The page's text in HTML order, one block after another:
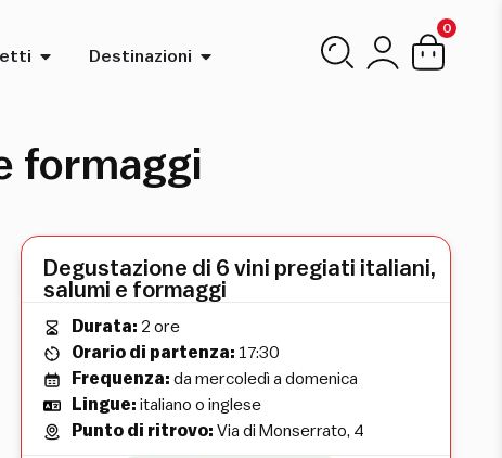
Destinazioni
0
formaggi
Degustazione di 6 vini pregiati italiani,
salumi e formaggi
Durata: 2 ore
Orario di partenza: 17:30
Frequenza: da mercoledì a domenica
Lingue: italiano o inglese
Punto di ritrovo: Via di Monserrato, 4